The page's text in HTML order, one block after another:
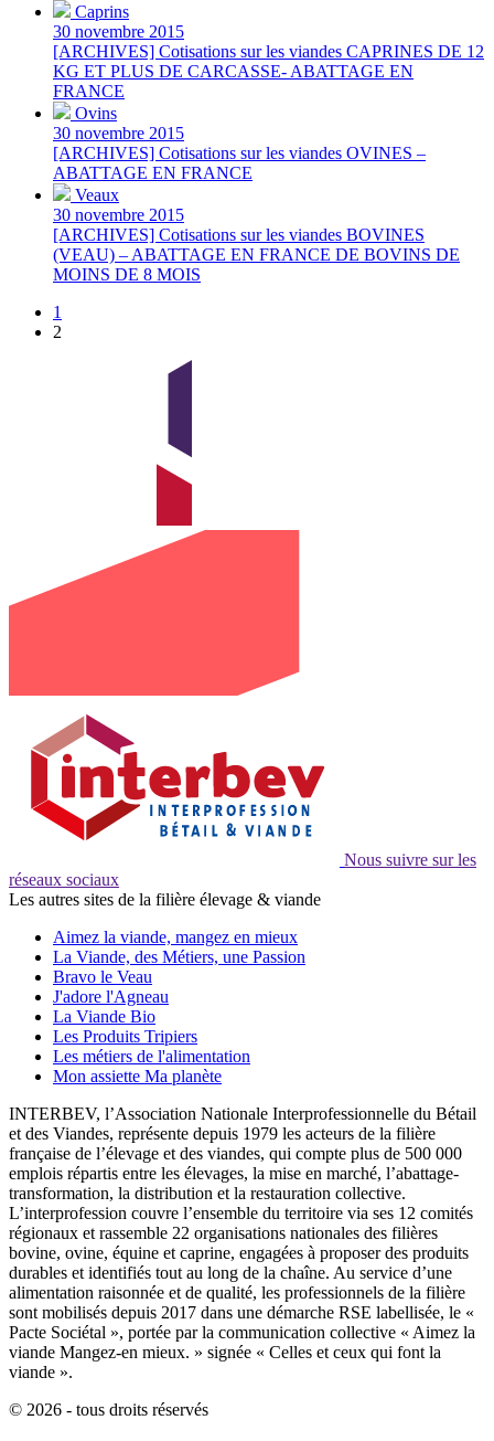
Caprins
30 novembre 2015
[ARCHIVES] Cotisations sur les viandes CAPRINES DE 12
KG ET PLUS DE CARCASSE- ABATTAGE EN
FRANCE
Ovins
30 novembre 2015
[ARCHIVES] Cotisations sur les viandes OVINES –
ABATTAGE EN FRANCE
Veaux
30 novembre 2015
[ARCHIVES] Cotisations sur les viandes BOVINES
(VEAU) – ABATTAGE EN FRANCE DE BOVINS DE
MOINS DE 8 MOIS
1
2
Nous suivre sur les
réseaux sociaux
Les autres sites de la filière élevage & viande
Aimez la viande, mangez en mieux
La Viande, des Métiers, une Passion
Bravo le Veau
J'adore l'Agneau
La Viande Bio
Les Produits Tripiers
Les métiers de l'alimentation
Mon assiette Ma planète
INTERBEV, l’Association Nationale Interprofessionnelle du Bétail
et des Viandes, représente depuis 1979 les acteurs de la filière
française de l’élevage et des viandes, qui compte plus de 500 000
emplois répartis entre les élevages, la mise en marché, l’abattage-
transformation, la distribution et la restauration collective.
L’interprofession couvre l’ensemble du territoire via ses 12 comités
régionaux et rassemble 22 organisations nationales des filières
bovine, ovine, équine et caprine, engagées à proposer des produits
durables et identifiés tout au long de la chaîne. Au service d’une
alimentation raisonnée et de qualité, les professionnels de la filière
sont mobilisés depuis 2017 dans une démarche RSE labellisée, le «
Pacte Sociétal », portée par la communication collective « Aimez la
viande Mangez-en mieux. » signée « Celles et ceux qui font la
viande ».
© 2026 - tous droits réservés